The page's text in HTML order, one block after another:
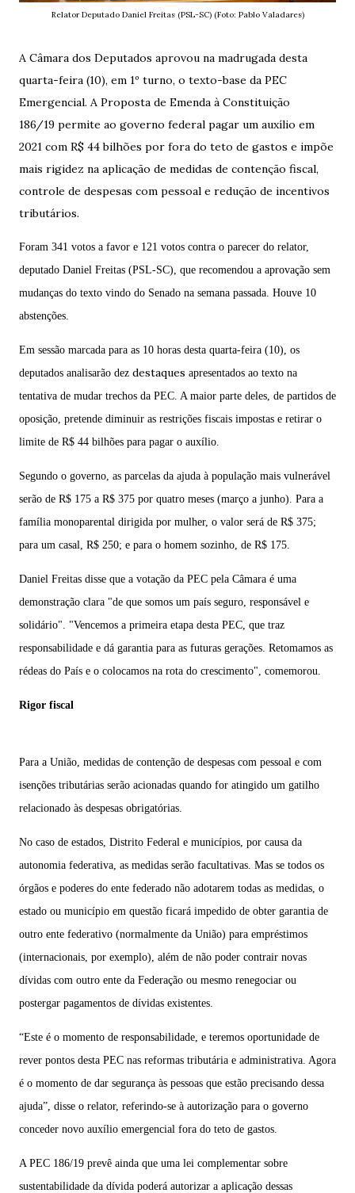
Relator Deputado Daniel Freitas (PSL-SC) (Foto: Pablo Valadares)
A Câmara dos Deputados aprovou na madrugada desta
quarta-feira (10), em 1º turno, o texto-base da PEC
Emergencial. A Proposta de Emenda à Constituição
186/19 permite ao governo federal pagar um auxílio em
2021 com R$ 44 bilhões por fora do teto de gastos e impõe
mais rigidez na aplicação de medidas de contenção fiscal,
controle de despesas com pessoal e redução de incentivos
tributários.
Foram 341 votos a favor e 121 votos contra o parecer do relator,
deputado Daniel Freitas (PSL-SC) , que recomendou a aprovação sem
mudanças do texto vindo do Senado na semana passada. Houve 10
abstenções.
Em sessão marcada para as 10 horas desta quarta-feira (10), os
deputados analisarão dez destaques apresentados ao texto na
tentativa de mudar trechos da PEC. A maior parte deles, de partidos de
oposição, pretende diminuir as restrições fiscais impostas e retirar o
limite de R$ 44 bilhões para pagar o auxílio.
Segundo o governo, as parcelas da ajuda à população mais vulnerável
serão de R$ 175 a R$ 375 por quatro meses (março a junho). Para a
família monoparental dirigida por mulher, o valor será de R$ 375;
para um casal, R$ 250; e para o homem sozinho, de R$ 175.
Daniel Freitas disse que a votação da PEC pela Câmara é uma
demonstração clara "de que somos um país seguro, responsável e
solidário". "Vencemos a primeira etapa desta PEC, que traz
responsabilidade e dá garantia para as futuras gerações. Retomamos as
rédeas do País e o colocamos na rota do crescimento", comemorou.
Rigor fiscal
Para a União, medidas de contenção de despesas com pessoal e com
isenções tributárias serão acionadas quando for atingido um gatilho
relacionado às despesas obrigatórias.
No caso de estados, Distrito Federal e municípios, por causa da
autonomia federativa, as medidas serão facultativas. Mas se todos os
órgãos e poderes do ente federado não adotarem todas as medidas, o
estado ou município em questão ficará impedido de obter garantia de
outro ente federativo (normalmente da União) para empréstimos
(internacionais, por exemplo), além de não poder contrair novas
dívidas com outro ente da Federação ou mesmo renegociar ou
postergar pagamentos de dívidas existentes.
“Este é o momento de responsabilidade, e teremos oportunidade de
rever pontos desta PEC nas reformas tributária e administrativa. Agora
é o momento de dar segurança às pessoas que estão precisando dessa
ajuda”, disse o relator, referindo-se à autorização para o governo
conceder novo auxílio emergencial fora do teto de gastos.
A PEC 186/19 prevê ainda que uma lei complementar sobre
sustentabilidade da dívida poderá autorizar a aplicação dessas